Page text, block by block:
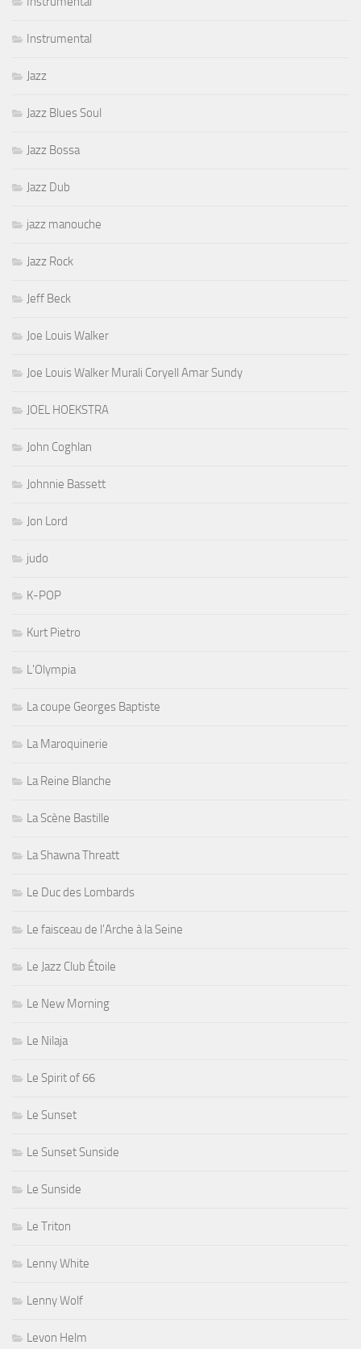
Instrumental
Jazz
Jazz Blues Soul
Jazz Bossa
Jazz Dub
jazz manouche
Jazz Rock
Jeff Beck
Joe Louis Walker
Joe Louis Walker Murali Coryell Amar Sundy
JOEL HOEKSTRA
John Coghlan
Johnnie Bassett
Jon Lord
judo
K-POP
Kurt Pietro
L'Olympia
La coupe Georges Baptiste
La Maroquinerie
La Reine Blanche
La Scène Bastille
La Shawna Threatt
Le Duc des Lombards
Le faisceau de l'Arche à la Seine
Le Jazz Club Étoile
Le New Morning
Le Nilaja
Le Spirit of 66
Le Sunset
Le Sunset Sunside
Le Sunside
Le Triton
Lenny White
Lenny Wolf
Levon Helm